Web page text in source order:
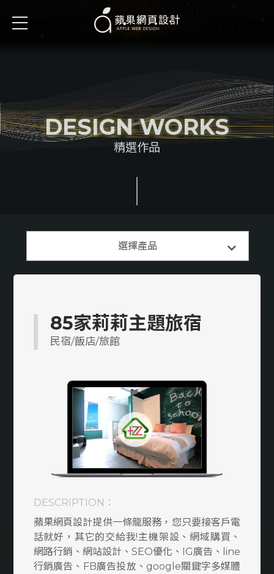
DESIGN WORKS
精選作品
選擇產品
多語系
工業/製造/加工
室內設計裝潢/傢俱
防水/宅修/隔間
貸款/當舖/借款
媒合/仲介平台
搬家/貨運
律師/記帳/會計
窗簾/燈飾/家居
85家莉莉主題旅宿
民宿/飯店/旅館
DESCRIPTION：
蘋果網頁設計提供一條龍服務，您只要接客戶電
話就好，其它的交給我!主機架設、網域購買、
網路行銷、網站設計、SEO優化、IG廣告、line
行銷廣告、FB廣告投放、google關鍵字多媒體